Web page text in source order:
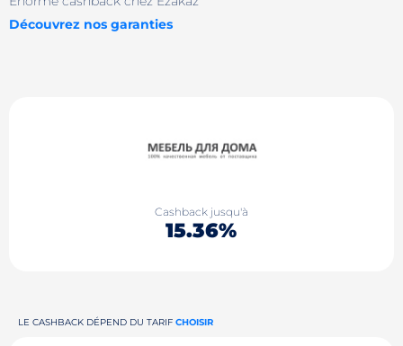
Découvrez nos garanties
Cashback jusqu'à
15.36%
LE CASHBACK DÉPEND DU TARIF CHOISIR